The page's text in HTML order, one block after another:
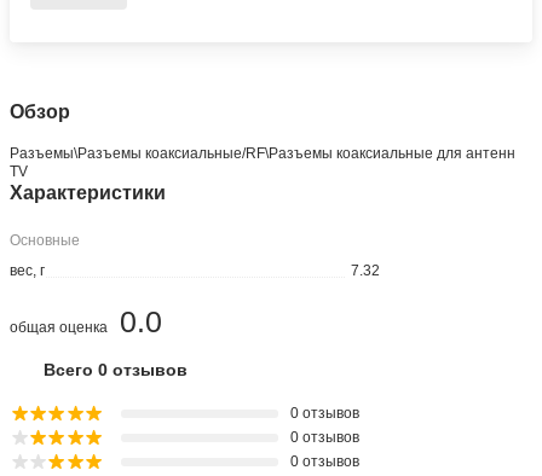
Обзор
Разъeмы\Разъeмы коаксиальные/RF\Разъeмы коаксиальные для антенн
TV
Характеристики
Основные
вес, г
7.32
0.0
общая оценка
Всего 0 отзывов
0 отзывов
0 отзывов
0 отзывов